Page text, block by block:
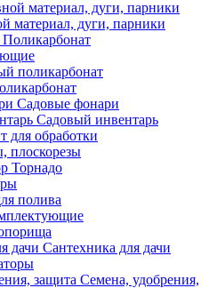
материал, дуги, парники
Поликарбонат
поликарбонат
Садовые фонари
Садовый инвентарь
для обработки
плоскорезы
Торнадо
полива
Сантехника для дачи
Семена, удобрения,